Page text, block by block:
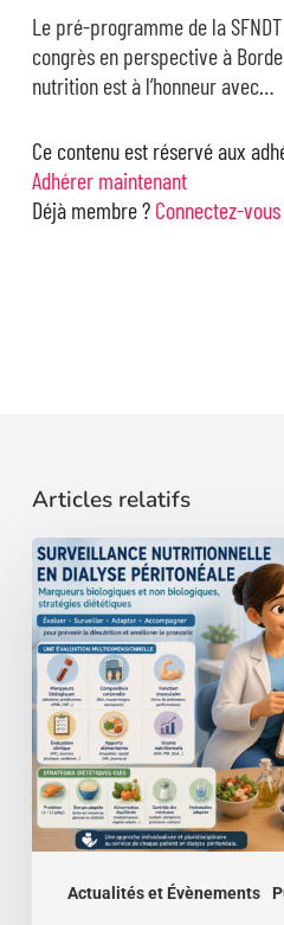
Le pré-programme de la
congrès en perspective à
nutrition est à l’honneur avec…
Ce contenu est réservé aux
Adhérer maintenant
Déjà membre ? Connectez-
Articles relatifs
Actualités et Évènements
Surveillance
nutritionnelle
en
dialyse
péritonéale
:
un
nouveau
référentiel
au
service
patients